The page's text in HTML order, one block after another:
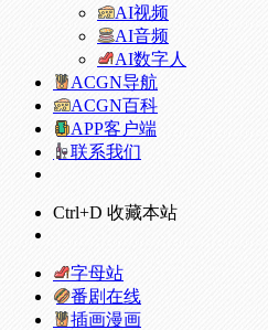
AI视频
AI音频
AI数字人
ACGN导航
ACGN百科
APP客户端
联系我们
Ctrl+D 收藏本站
字母站
番剧在线
插画漫画